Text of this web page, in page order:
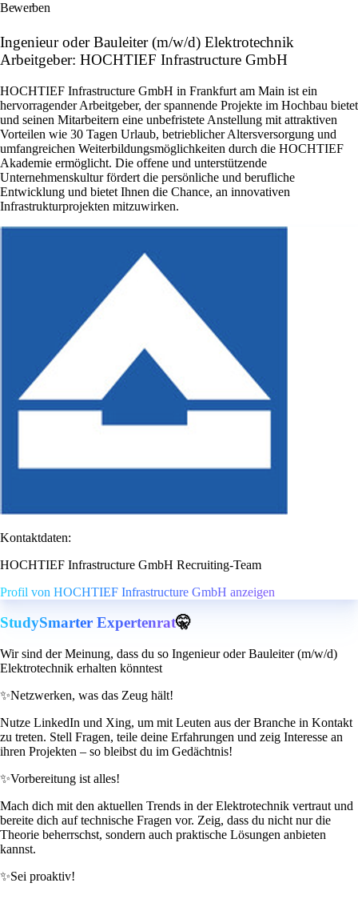
Bewerben
Ingenieur oder Bauleiter (m/w/d) Elektrotechnik
Arbeitgeber: HOCHTIEF Infrastructure GmbH
HOCHTIEF Infrastructure GmbH in Frankfurt am Main ist ein
hervorragender Arbeitgeber, der spannende Projekte im Hochbau bietet
und seinen Mitarbeitern eine unbefristete Anstellung mit attraktiven
Vorteilen wie 30 Tagen Urlaub, betrieblicher Altersversorgung und
umfangreichen Weiterbildungsmöglichkeiten durch die HOCHTIEF
Akademie ermöglicht. Die offene und unterstützende
Unternehmenskultur fördert die persönliche und berufliche
Entwicklung und bietet Ihnen die Chance, an innovativen
Infrastrukturprojekten mitzuwirken.
Kontaktdaten:
HOCHTIEF Infrastructure GmbH Recruiting-Team
Profil von HOCHTIEF Infrastructure GmbH anzeigen
StudySmarter Expertenrat🤫
Wir sind der Meinung, dass du so Ingenieur oder Bauleiter (m/w/d)
Elektrotechnik erhalten könntest
✨Netzwerken, was das Zeug hält!
Nutze LinkedIn und Xing, um mit Leuten aus der Branche in Kontakt
zu treten. Stell Fragen, teile deine Erfahrungen und zeig Interesse an
ihren Projekten – so bleibst du im Gedächtnis!
✨Vorbereitung ist alles!
Mach dich mit den aktuellen Trends in der Elektrotechnik vertraut und
bereite dich auf technische Fragen vor. Zeig, dass du nicht nur die
Theorie beherrschst, sondern auch praktische Lösungen anbieten
kannst.
✨Sei proaktiv!